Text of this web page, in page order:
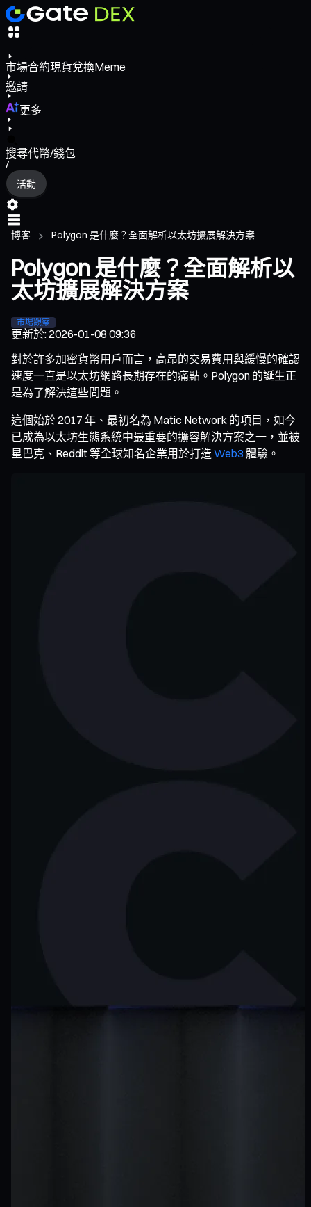
市場合約現貨兌換Meme
邀請
更多
搜尋代幣/錢包
/
活動
博客 Polygon 是什麼？全面解析以太坊擴展解決方案
Polygon 是什麼？全面解析以
太坊擴展解決方案
市場觀察
更新於:2026-01-08 09:36
對於許多加密貨幣用戶而言，高昂的交易費用與緩慢的確認
速度一直是以太坊網路長期存在的痛點。Polygon 的誕生正
是為了解決這些問題。
這個始於 2017 年、最初名為 Matic Network 的項目，如今
已成為以太坊生態系統中最重要的擴容解決方案之一，並被
星巴克、Reddit 等全球知名企業用於打造 Web3 體驗。